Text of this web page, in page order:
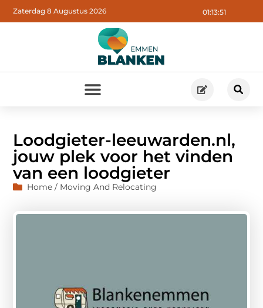
01:13:52
Zaterdag 8 Augustus 2026
Loodgieter-leeuwarden.nl,
jouw plek voor het vinden
van een loodgieter
Home / Moving And Relocating